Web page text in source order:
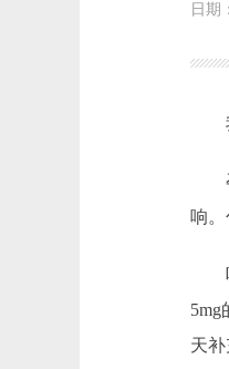
日期
我
孕
响
叶
天